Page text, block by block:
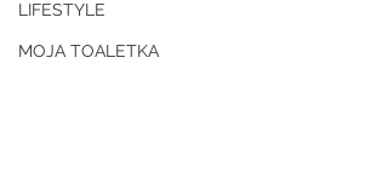
LIFESTYLE
MOJA TOALETKA